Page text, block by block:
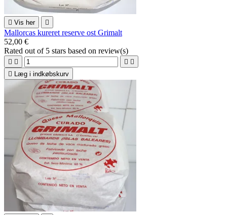
 Vis her 
Mallorcas kureret reserve ost Grimalt
52,00 €
Rated out of 5 stars based on review(s)
   

Læg i indkøbskurv